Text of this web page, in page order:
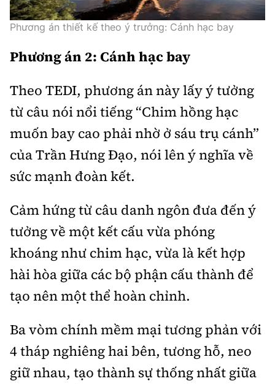
Phương án thiết kế theo ý trưởng: Cánh hạc bay
Phương án 2: Cánh hạc bay
Theo TEDI, phương án này lấy ý tưởng
từ câu nói nổi tiếng “Chim hồng hạc
muốn bay cao phải nhờ ở sáu trụ cánh”
của Trần Hưng Đạo, nói lên ý nghĩa về
sức mạnh đoàn kết.
Cảm hứng từ câu danh ngôn đưa đến ý
tưởng về một kết cấu vừa phóng
khoáng như chim hạc, vừa là kết hợp
hài hòa giữa các bộ phận cấu thành để
tạo nên một thể hoàn chỉnh.
Ba vòm chính mềm mại tương phản với
4 tháp nghiêng hai bên, tương hỗ, neo
giữ nhau, tạo thành sự thống nhất giữa